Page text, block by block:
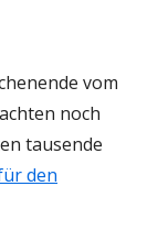
vom
noch
tausende
den